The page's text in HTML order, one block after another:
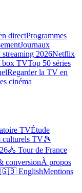
directProgrammes
Journaux
streaming 2026Netflix
box TVTop 50 séries
Regarder la TV en
cinéma
TVÉtude
culturels TV🎾
🚴 Tour de France
conversionÀ propos
🇬🇧 EnglishMentions